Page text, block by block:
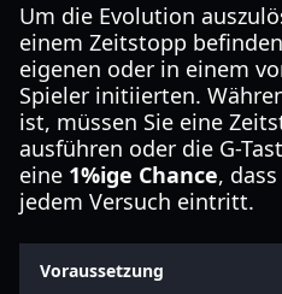
Um die Evolution
einem Zeitstopp
eigenen oder in einem
Spieler initiierten.
ist, müssen Sie eine
ausführen oder die G-
eine 1%ige Chance,
jedem Versuch eintritt.
Voraussetzung